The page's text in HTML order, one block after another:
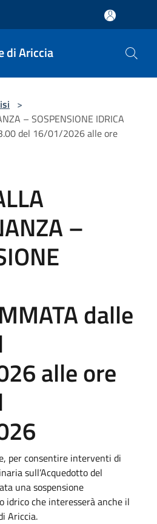
di Ariccia
>
– SOSPENSIONE IDRICA
del 16/01/2026 alle ore
–
dalle
alle ore
per consentire interventi di
sull’Acquedotto del
una sospensione
idrico che interesserà anche il
Ariccia.